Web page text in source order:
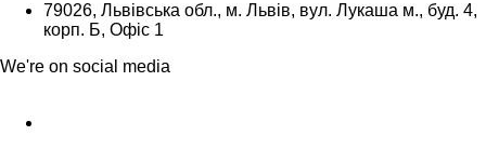
79026, Львівська обл., м. Львів, вул. Лукаша м., буд. 4,
корп. Б, Офіс 1
We're on social media